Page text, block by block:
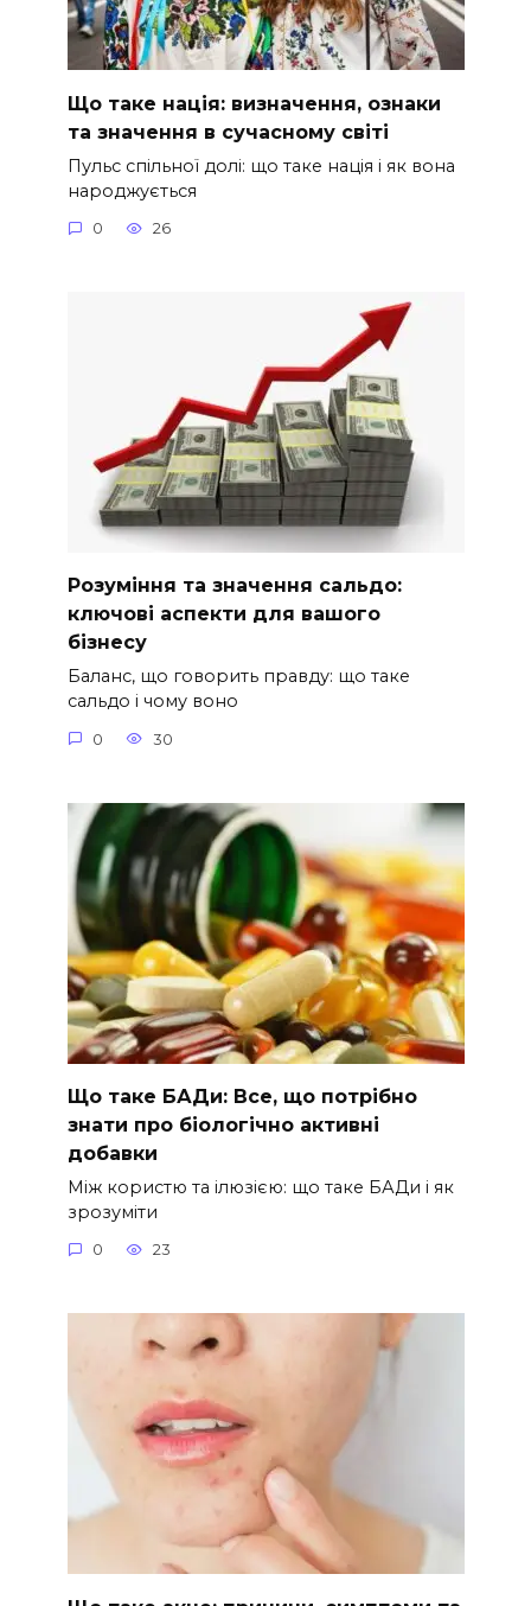
Що таке нація: визначення, ознаки
та значення в сучасному світі
Пульс спільної долі: що таке нація і як вона
народжується
0 26
Розуміння та значення сальдо:
ключові аспекти для вашого
бізнесу
Баланс, що говорить правду: що таке
сальдо і чому воно
0 30
Що таке БАДи: Все, що потрібно
знати про біологічно активні
добавки
Між користю та ілюзією: що таке БАДи і як
зрозуміти
0 23